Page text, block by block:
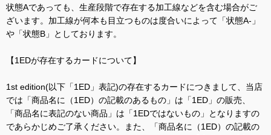
状態Aであっても、生産段階で存在する加工線などを含む場合がご
ざいます。加工線が何本も目立つものは度合いによって「状態A-」
や「状態B」としております。
【1EDが存在するカードについて】
1st edition(以下「1ED」表記)の存在するカードにつきまして、当店
では「商品名に（1ED）の記載のあるもの」は「1ED」の販売、
「商品名に表記のない商品」は「1EDではないもの」となりますの
であらかじめご了承ください。また、「商品名に（1ED）の記載の